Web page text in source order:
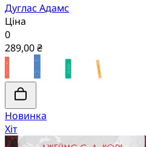
Дуглас Адамс
Ціна
0
289,00 ₴
Новинка
Хіт